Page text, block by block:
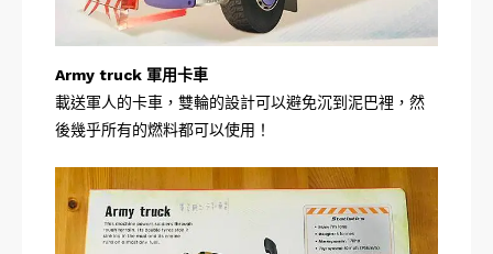
Army truck 軍用卡車
載送軍人的卡車，雙輪的設計可以避免沉到泥巴裡，然
後幾乎所有的燃料都可以使用！